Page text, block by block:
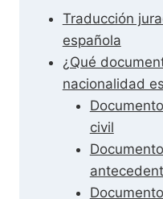
Traducción
española
¿Qué
nacionalidad
civil